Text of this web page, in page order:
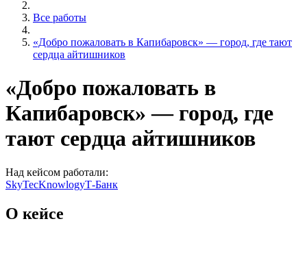
Все работы
«Добро пожаловать в Капибаровск» — город, где тают
сердца айтишников
«Добро пожаловать в
Капибаровск» — город, где
тают сердца айтишников
Над кейсом работали:
SkyTecKnowlogyТ-Банк
О кейсе